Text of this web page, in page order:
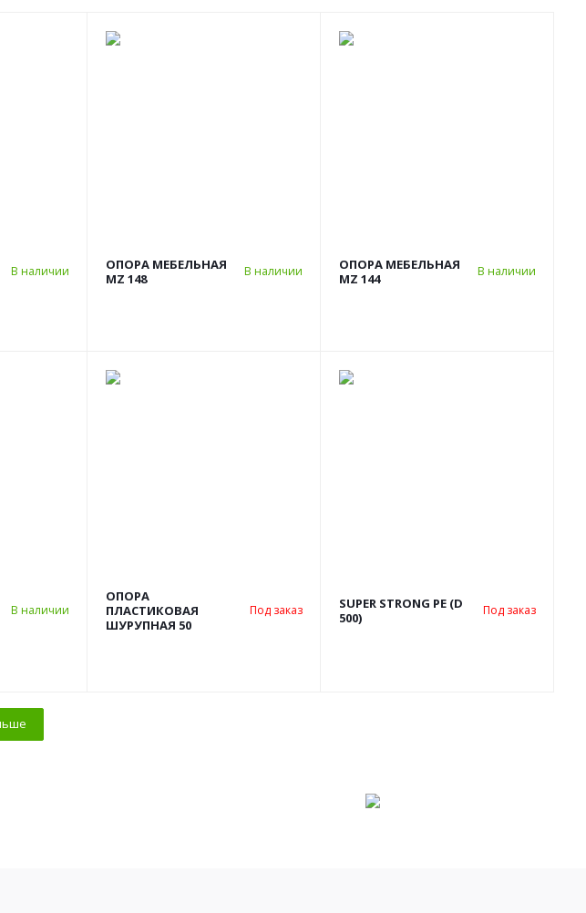
В наличии
ОПОРА МЕБЕЛЬНАЯ
MZ 148
В наличии
ОПОРА МЕБЕЛЬНАЯ
MZ 144
В наличии
В наличии
ОПОРА
ПЛАСТИКОВАЯ
ШУРУПНАЯ 50
Под заказ
SUPER STRONG PE (D
500)
Под заказ